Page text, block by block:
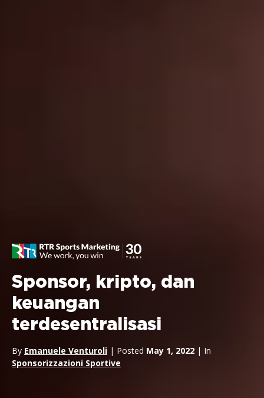
Sponsor, kripto, dan
keuangan
terdesentralisasi
By Emanuele Venturoli | Posted May 1, 2022 | In
Sponsorizzazioni Sportive